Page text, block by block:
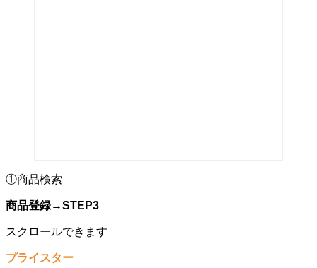
①商品検索
商品登録→STEP3
スクロールできます
プライスター